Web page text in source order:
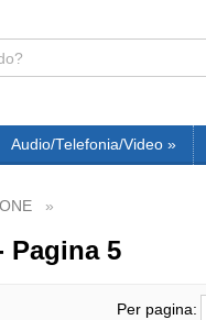
Audio/Telefonia/Video »
Pagina 5
Per pagina: